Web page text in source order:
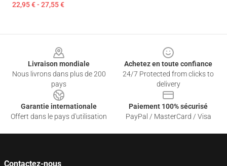
22,95 € - 27,55 €
Livraison mondiale
Nous livrons dans plus de 200
pays
Achetez en toute confiance
24/7 Protected from clicks to
delivery
Garantie internationale
Offert dans le pays d'utilisation
Paiement 100% sécurisé
PayPal / MasterCard / Visa
Contactez-nous